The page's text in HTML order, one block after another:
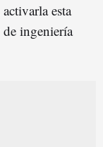
esta
ingeniería